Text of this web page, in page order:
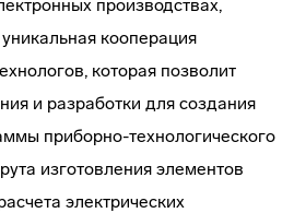
производствах,
кооперация
которая позволит
и разработки для создания
приборно-технологического
изготовления элементов
электрических